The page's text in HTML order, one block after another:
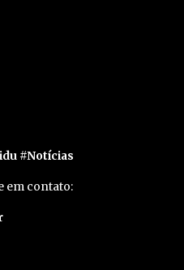
#Notícias
em contato: